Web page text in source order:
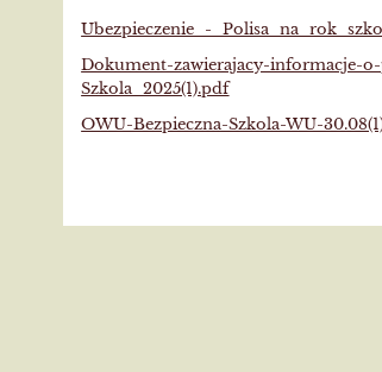
Ubezpieczenie_-
Dokument-zawierajacy-informacje-
Szkola_2025(1).pdf
OWU-Bezpieczna-Szkola-WU-